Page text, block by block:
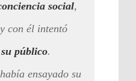
social,
con él intentó
público.
ensayado su